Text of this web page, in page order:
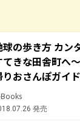
球の歩き方 カン
てきな田舎町へ
りおさんぽガイ
発売